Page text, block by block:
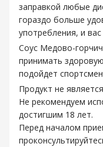
заправкой любые
гораздо больше
употребления, и
Соус Медово-
принимать
подойдет
Продукт не
Не рекомендуем
достигшим 18 лет.
Перед началом